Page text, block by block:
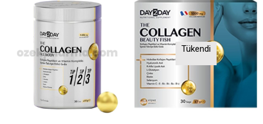
Tükendi